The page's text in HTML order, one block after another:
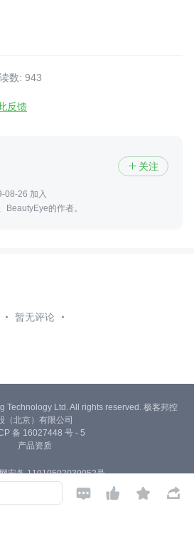
数: 943
反馈
 关注
08-26 加入
BeautyEye的作者。
暂无评论
   
Technology Ltd. All rights reserved. 极客邦控
（北京）有限公司
备 16027448 号 - 5
产品资质
安备 11010502039052号